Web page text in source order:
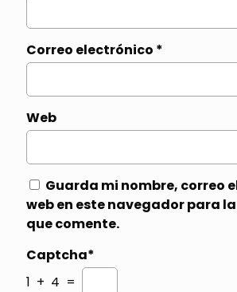
Correo electrónico *
Web
Guarda mi nombre, correo
web en este navegador para
que comente.
Captcha*
1 + 4 =